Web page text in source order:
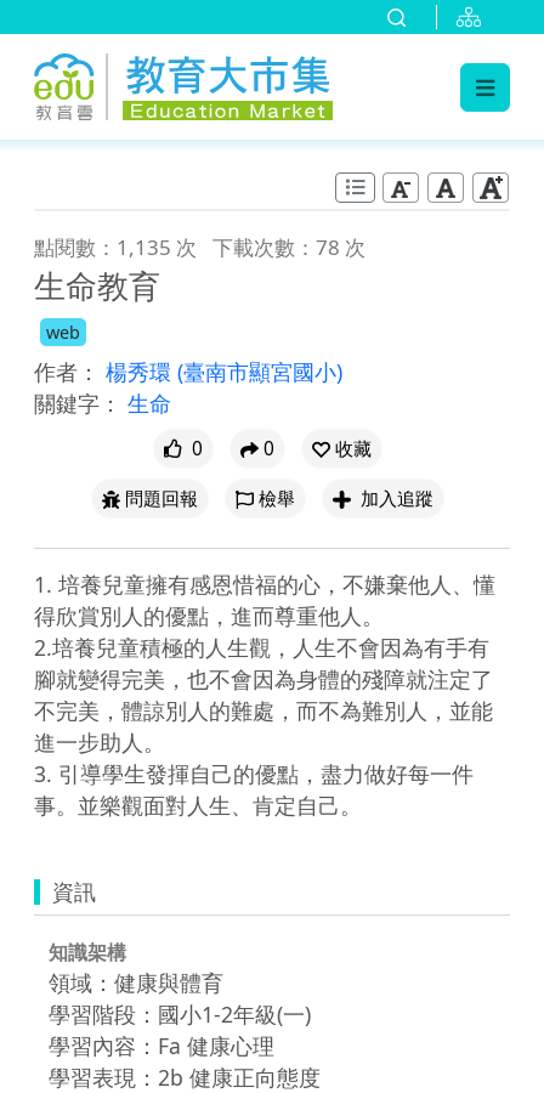
點閱數：1,135 次 下載次數：78 次
生命教育
web
作者： 楊秀環 (臺南市顯宮國小)
關鍵字： 生命
0 0
收藏
問題回報
檢舉 加入追蹤
1. 培養兒童擁有感恩惜福的心，不嫌棄他人、懂
得欣賞別人的優點，進而尊重他人。
2.培養兒童積極的人生觀，人生不會因為有手有
腳就變得完美，也不會因為身體的殘障就注定了
不完美，體諒別人的難處，而不為難別人，並能
進一步助人。
3. 引導學生發揮自己的優點，盡力做好每一件
事。並樂觀面對人生、肯定自己。
資訊
知識架構
領域：健康與體育
學習階段：國小1-2年級(一)
學習內容：Fa 健康心理
學習表現：2b 健康正向態度